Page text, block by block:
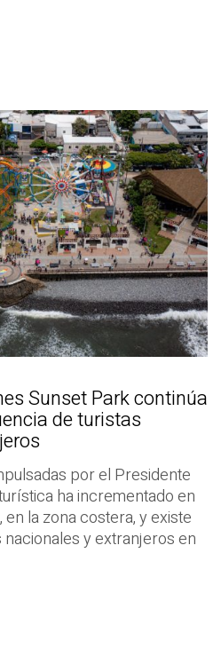
Sunset Park continúa
de turistas
por el Presidente
ha incrementado en
la zona costera, y existe
y extranjeros en